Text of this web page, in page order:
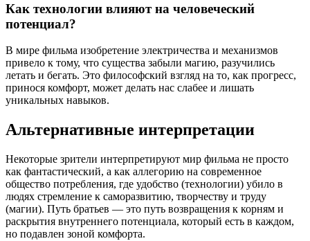
Как технологии влияют на человеческий
потенциал?
В мире фильма изобретение электричества и механизмов
привело к тому, что существа забыли магию, разучились
летать и бегать. Это философский взгляд на то, как прогресс,
принося комфорт, может делать нас слабее и лишать
уникальных навыков.
Альтернативные интерпретации
Некоторые зрители интерпретируют мир фильма не просто
как фантастический, а как аллегорию на современное
общество потребления, где удобство (технологии) убило в
людях стремление к саморазвитию, творчеству и труду
(магии). Путь братьев — это путь возвращения к корням и
раскрытия внутреннего потенциала, который есть в каждом,
но подавлен зоной комфорта.